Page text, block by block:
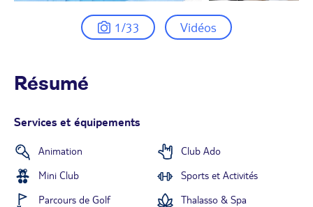
1/33 Vidéos
Résumé
Services et équipements
Animation
Club Ado
Mini Club
Sports et Activités
Parcours de Golf
Thalasso & Spa